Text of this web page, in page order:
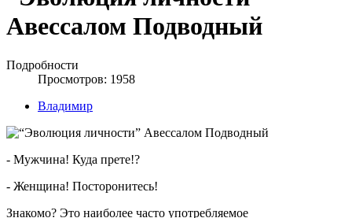
Авессалом Подводный
Подробности
Просмотров: 1958
Владимир
- Мужчина! Куда прете!?
- Женщина! Посторонитесь!
Знакомо? Это наиболее часто употребляемое